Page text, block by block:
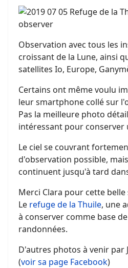
Observation avec tous les
croissant de la Lune, ainsi
satellites Io, Europe,
Certains ont même voulu
leur smartphone collé sur
Pas la meilleure photo
intéressant pour conserver
Le ciel se couvrant
d'observation possible,
continuent jusqu'à tard
Merci Clara pour cette
Le refuge de la Thuile, une
à conserver comme base
randonnées.
D'autres photos à venir par
(voir sa page Facebook)